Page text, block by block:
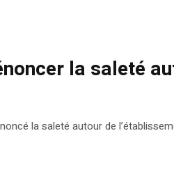
la saleté
la saleté autour de